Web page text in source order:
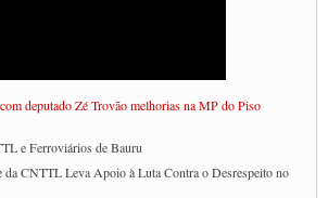
deputado Zé Trovão melhorias na MP do Piso
e Ferroviários de Bauru
da CNTTL Leva Apoio à Luta Contra o Desrespeito no